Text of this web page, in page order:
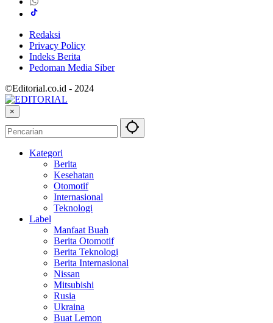
Redaksi
Privacy Policy
Indeks Berita
Pedoman Media Siber
©Editorial.co.id - 2024
×
Kategori
Berita
Kesehatan
Otomotif
Internasional
Teknologi
Label
Manfaat Buah
Berita Otomotif
Berita Teknologi
Berita Internasional
Nissan
Mitsubishi
Rusia
Ukraina
Buat Lemon